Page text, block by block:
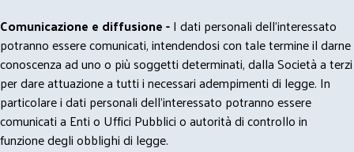
Comunicazione e diffusione -I dati personali dell’interessato
potranno essere comunicati, intendendosi con tale termine il darne
conoscenza ad uno o più soggetti determinati, dalla Società a terzi
per dare attuazione a tutti i necessari adempimenti di legge. In
particolare i dati personali dell’interessato potranno essere
comunicati a Enti o Uffici Pubblici o autorità di controllo in
funzione degli obblighi di legge.